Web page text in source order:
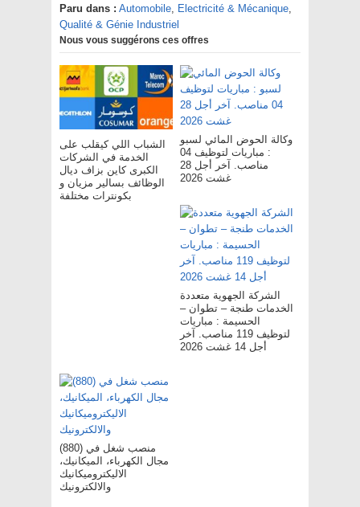
Paru dans : Automobile, Electricité & Mécanique,
Qualité & Génie Industriel
Nous vous suggérons ces offres
الشباب اللي كيقلب على
الخدمة في الشركات
الكبرى كاين بزاف ديال
الوظائف بسالير مزيان و
بكونترات مختلفة
وكالة الحوض المائي لسبو
: مباريات لتوظيف 04
مناصب. آخر أجل 28
غشت 2026
الشركة الجهوية متعددة
الخدمات طنجة – تطوان –
الحسيمة : مباريات
لتوظيف 119 مناصب. آخر
أجل 14 غشت 2026
(880) منصب شغل في
مجال الكهرباء، الميكانيك،
الاليكتروميكانيك
والالكترونيك